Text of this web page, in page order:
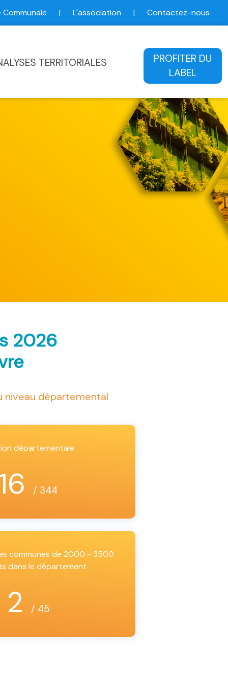
| L'association | Contactez-nous
TERRITORIALES
PROFITER DU
LABEL
2026
niveau départemental
départementale
/ 344
communes de 2000 - 3500
dans le département
2 / 45